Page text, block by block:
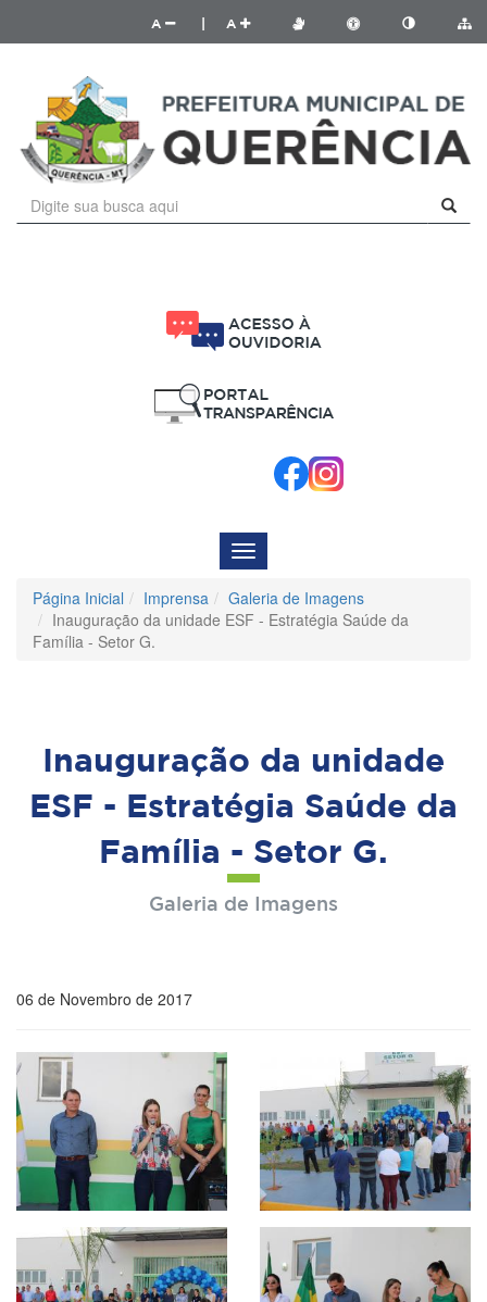
A A
Menu
de
Navegação
Página Inicial Imprensa
Galeria de Imagens
Inauguração da unidade ESF - Estratégia Saúde da
Família - Setor G.
Inauguração da unidade
ESF - Estratégia Saúde da
Família - Setor G.
Galeria de Imagens
06 de Novembro de 2017